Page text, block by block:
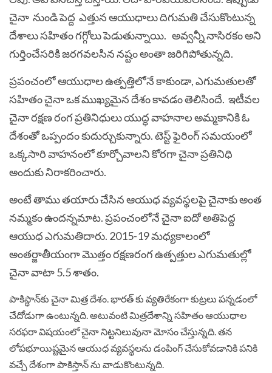
చైనా నుండి పెద్ద ఎత్తున ఆయుధాలు దిగుమతి చేసుకొంటున్న
దేశాలు సహితం గగ్గోలు పెడుతున్నాయి. అవ్వన్నీ నాసిరకం అని
గుర్తించేసరికి జరగవలసిన నష్టం అంతా జరిగిపోతున్నది.
ప్రపంచంలో ఆయుధాల ఉత్పత్తిలోనే కాకుండా, ఎగుమతులతో
సహితం చైనా ఒక ముఖ్యమైన దేశం కావడం తెలిసిందే. ఇటీవల
చైనా రక్షణ రంగ ప్రతినిధులు యుద్ధ వాహనాల అమ్మకానికి ఓ
దేశంతో ఒప్పందం కుదుర్చుకున్నారు. టెస్ట్‌ ఫైరింగ్‌ సమయంలో
ఒక్కసారి వాహనంలో కూర్చోవాలని కోరగా చైనా ప్రతినిధి
అందుకు నిరాకరించారు.
అంటే తాము తయారు చేసిన ఆయుధ వ్యవస్థలపై చైనాకు అంత
నమ్మకం ఉందన్నమాట. ప్రపంచంలోనే చైనా ఐదో అతిపెద్ద
ఆయుధ ఎగుమతిదారు. 2015-19 మధ్యకాలంలో
అంతర్జాతీయంగా మొత్తం రక్షణరంగ ఉత్పత్తుల ఎగుమతుల్లో
చైనా వాటా 5.5 శాతం.
పాకిస్థాన్‌కు చైనా మిత్ర దేశం. భారత్ కు వ్యతిరేకంగా కుట్రలు పన్నడంలో
చేదోడుగా ఉంటున్నది. అటువంటి మిత్రదేశాన్ని సహితం ఆయుధాల
సరఫరా విషయంలో చైనా నిట్టనిలువునా మోసం చేస్తున్నది. తన
లోపభూయిష్టమైన ఆయుధ వ్యవస్థలను డంపింగ్‌ చేసుకోవడానికి పనికి
వచ్చే దేశంగా పాకిస్తాన్ ను వాడుకొంటున్నది.